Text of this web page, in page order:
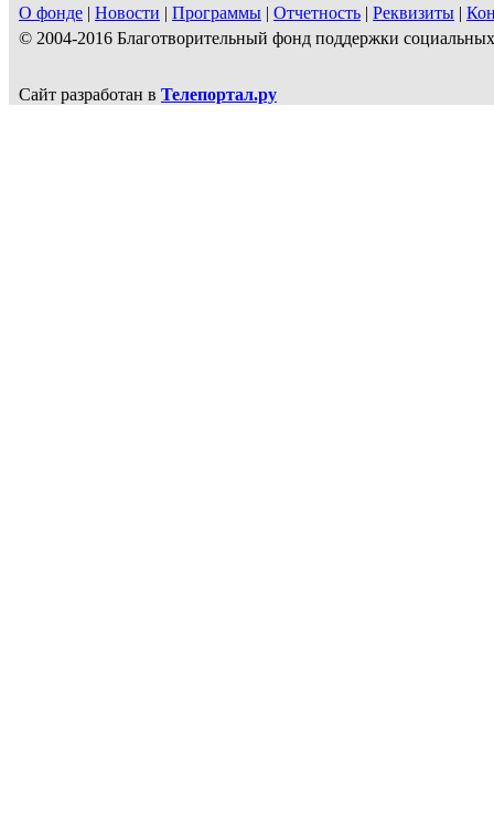
О фонде | Новости | Программы | Отчетность | Реквизиты |
© 2004-2016 Благотворительный фонд поддержки
Сайт разработан в Телепортал.ру